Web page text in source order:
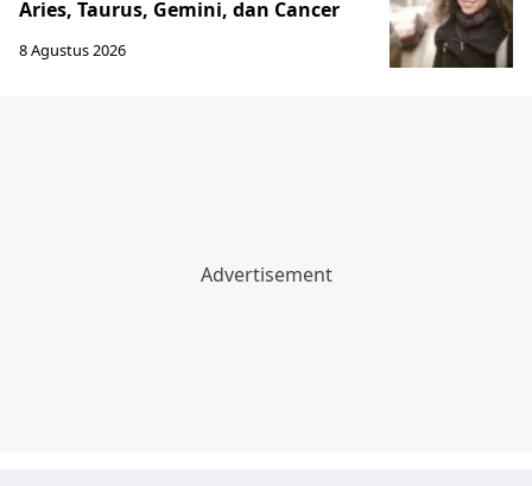
Aries, Taurus, Gemini, dan Cancer
8 Agustus 2026